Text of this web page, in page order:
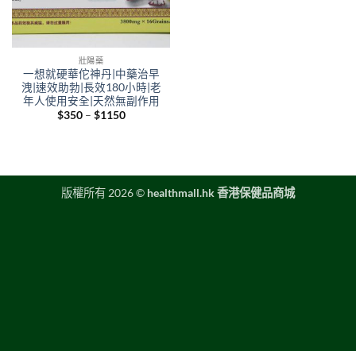
壯陽藥
一想就硬華佗神丹|中藥治早
洩|速效助勃|長效180小時|老
年人使用安全|天然無副作用
$350 – $1150Price
版權所有 2026 © healthmall.hk 香港保健品商城